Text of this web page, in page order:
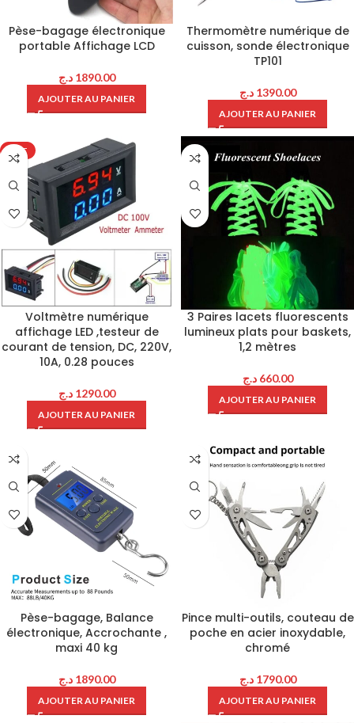
Pèse-bagage électronique
portable Affichage LCD
1890.00 د.ج
AJOUTER AU PANIER
Thermomètre numérique de
cuisson, sonde électronique
TP101
1390.00 د.ج
AJOUTER AU PANIER
HOT
Voltmètre numérique
affichage LED ,testeur de
courant de tension, DC, 220V,
10A, 0.28 pouces
1290.00 د.ج
AJOUTER AU PANIER
3 Paires lacets fluorescents
lumineux plats pour baskets,
1,2 mètres
660.00 د.ج
AJOUTER AU PANIER
Pèse-bagage, Balance
électronique, Accrochante ,
maxi 40 kg
1890.00 د.ج
AJOUTER AU PANIER
Pince multi-outils, couteau de
poche en acier inoxydable,
chromé
1790.00 د.ج
AJOUTER AU PANIER